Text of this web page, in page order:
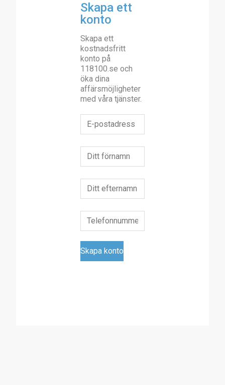
Skapa ett
konto
Skapa ett
kostnadsfritt
konto på
118100.se och
öka dina
affärsmöjligheter
med våra tjänster.